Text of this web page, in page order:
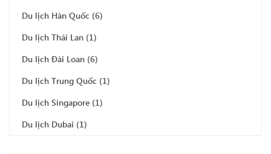
Du lịch Hàn Quốc (6)
Du lịch Thái Lan (1)
Du lịch Đài Loan (6)
Du lịch Trung Quốc (1)
Du lịch Singapore (1)
Du lịch Dubai (1)